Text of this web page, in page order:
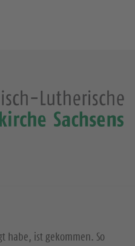
habe, ist gekommen. So